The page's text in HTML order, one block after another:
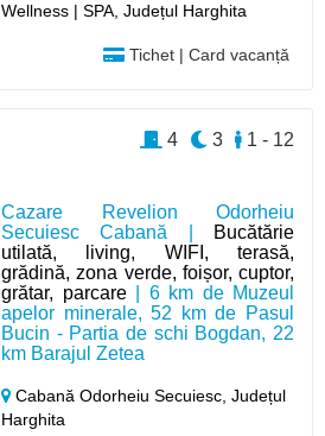
Wellness | SPA, Județul Harghita
Tichet | Card vacanță
Cazare Revelion Odorheiu
Secuiesc Cabană |
Bucătărie
utilată, living, WIFI, terasă,
grădină, zona verde, foișor, cuptor,
grătar, parcare| 6 km de Muzeul
apelor minerale, 52 km de Pasul
Bucin - Partia de schi Bogdan, 22
km Barajul Zetea
Cabană Odorheiu Secuiesc,Județul
Harghita
1 - 12
3
4